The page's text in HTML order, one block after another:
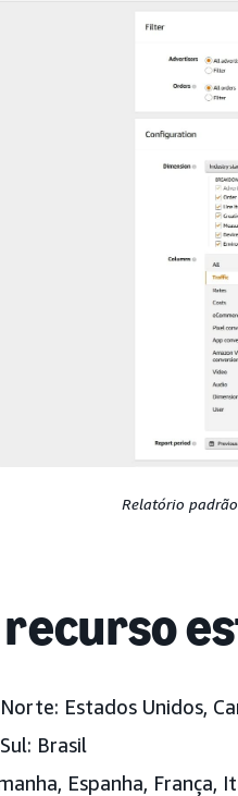
Relatório
recurso
Estados Unidos,
Brasil
Espanha, França,